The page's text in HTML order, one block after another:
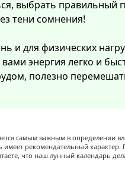
выбрать
тени сомнения!
и для физических
энергия легко и
полезно
самым важным в определении
имеет рекомендательный
что наш лунный календарь